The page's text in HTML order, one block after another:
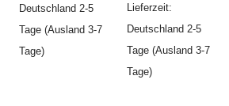
Deutschland 2-5
Tage (Ausland 3-7
Tage)
Lieferzeit:
Deutschland 2-5
Tage (Ausland 3-7
Tage)